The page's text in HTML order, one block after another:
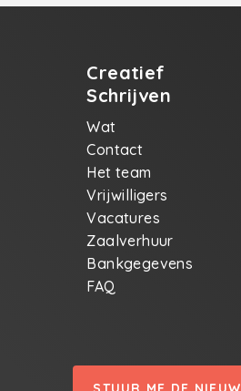
Creatief
Schrijven
Wat
Contact
Het team
Vrijwilligers
Vacatures
Zaalverhuur
Bankgegevens
FAQ